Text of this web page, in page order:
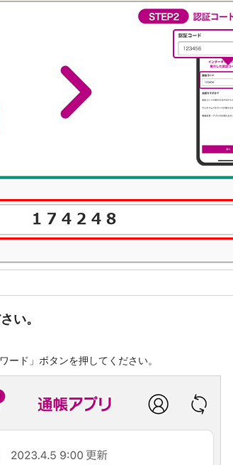
い。
ード」ボタンを押してください。